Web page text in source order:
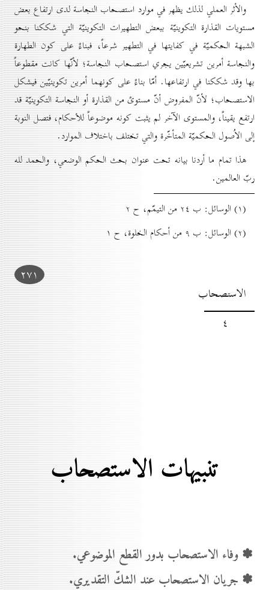
والأثر العملي لذلك يظهر في موارد استصحاب النجاسة لدى ارتفاع بعض
مستويات القذارة التكوينيّة ببعض التطهيرات التكوينيّة التي شككنا بنحو
الشبهة الحكميّة في كفايتها في التطهير شرعاً، فبناءً على كون الطهارة
والنجاسة أمرين تشريعيّين يجري استصحاب النجاسة؛ لأنّها كانت مقطوعاً
بها وقد شككنا في ارتفاعها. أمّا بناءً على كونهما أمرين تكوينيّين فيشكل
الاستصحاب؛ لأنّ المفروض أنّ مستوىً من القذارة أو النجاسة التكوينيّة قد
ارتفع يقيناً، والمستوى الآخر لم يثبت كونه موضوعاً للأحكام، فتصل النوبة
إلى الاُصول الحكميّة المتأخّرة والتي تختلف باختلاف الموارد.
هذا تمام ما أردنا بيانه تحت عنوان بحث الحكم الوضعي، والحمد لله
ربّ العالمين.
(۱) الوسائل: ب ۲٤ من التيمّم، ح ۲
(۲) الوسائل: ب ۹ من أحكام الخلوة، ح ۱
۲۷۱
الاستصحاب
٤
تنبيهات الاستصحاب
✽ وفاء الاستصحاب بدور القطع الموضوعي.
✽ جريان الاستصحاب عند الشكّ التقديري.